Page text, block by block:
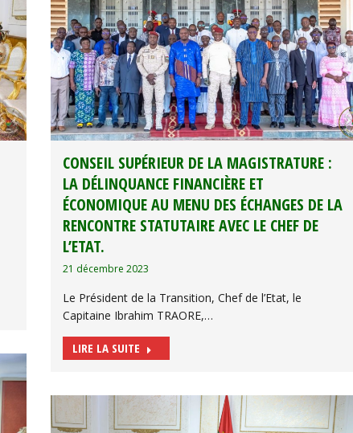
CONSEIL SUPÉRIEUR DE LA MAGISTRATURE :
LA DÉLINQUANCE FINANCIÈRE ET
ÉCONOMIQUE AU MENU DES ÉCHANGES DE LA
RENCONTRE STATUTAIRE AVEC LE CHEF DE
L’ETAT.
21 décembre 2023
Le Président de la Transition, Chef de l’Etat, le
Capitaine Ibrahim TRAORE,…
LIRE LA SUITE